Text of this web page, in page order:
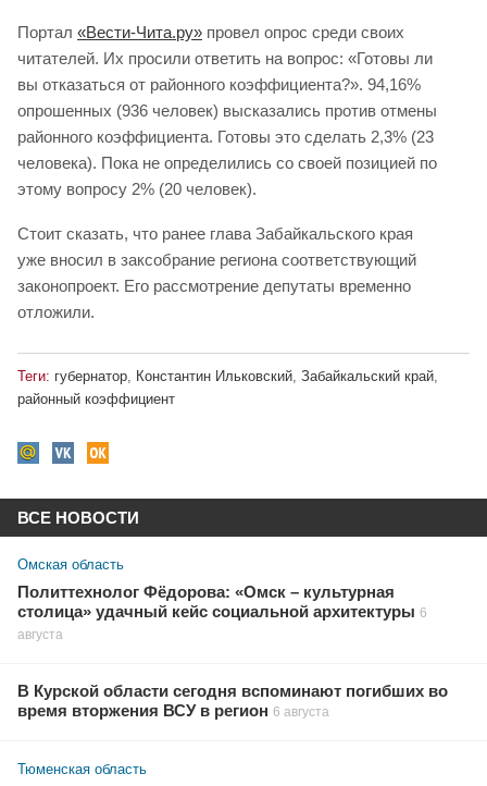
Портал «Вести-Чита.ру» провел опрос среди своих
читателей. Их просили ответить на вопрос: «Готовы ли
вы отказаться от районного коэффициента?». 94,16%
опрошенных (936 человек) высказались против отмены
районного коэффициента. Готовы это сделать 2,3% (23
человека). Пока не определились со своей позицией по
этому вопросу 2% (20 человек).
Стоит сказать, что ранее глава Забайкальского края
уже вносил в заксобрание региона соответствующий
законопроект. Его рассмотрение депутаты временно
отложили.
Теги: губернатор Константин Ильковский Забайкальский край
районный коэффициент
ВСЕ НОВОСТИ
Омская область
Политтехнолог Фёдорова: «Омск – культурная
столица» удачный кейс социальной архитектуры 6
августа
В Курской области сегодня вспоминают погибших во
время вторжения ВСУ в регион 6 августа
Тюменская область